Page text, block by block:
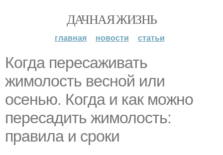
ДАЧНАЯ ЖИЗНЬ
главная новости статьи
Когда пересаживать
жимолость весной или
осенью. Когда и как можно
пересадить жимолость:
правила и сроки